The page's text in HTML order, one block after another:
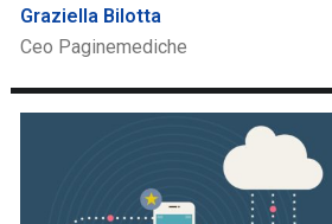
Graziella Bilotta
Ceo Paginemediche